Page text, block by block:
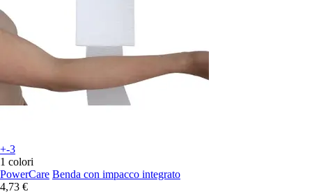
+-3
1 colori
PowerCare Benda con impacco integrato
4,73 €